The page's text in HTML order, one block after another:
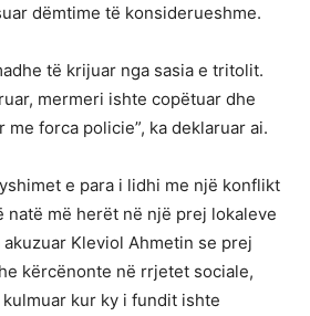
dëmtime të konsiderueshme.
të krijuar nga sasia e tritolit.
mermeri ishte copëtuar dhe
me forca policie”, ka deklaruar ai.
e para i lidhi me një konflikt
natë më herët në një prej lokaleve
Kleviol Ahmetin se prej
kërcënonte në rrjetet sociale,
kur ky i fundit ishte